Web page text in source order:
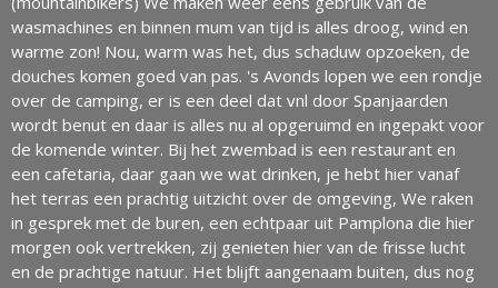
wasmachines en binnen mum van tijd is alles droog, wind en
warme zon! Nou, warm was het, dus schaduw opzoeken, de
douches komen goed van pas. 's Avonds lopen we een rondje
over de camping, er is een deel dat vnl door Spanjaarden
wordt benut en daar is alles nu al opgeruimd en ingepakt voor
de komende winter. Bij het zwembad is een restaurant en
een cafetaria, daar gaan we wat drinken, je hebt hier vanaf
het terras een prachtig uitzicht over de omgeving, We raken
in gesprek met de buren, een echtpaar uit Pamplona die hier
morgen ook vertrekken, zij genieten hier van de frisse lucht
en de prachtige natuur. Het blijft aangenaam buiten, dus nog